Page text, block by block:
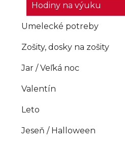
Hodiny na výuku
Umelecké potreby
Zošity, dosky na zošity
Jar / Veľká noc
Valentín
Leto
Jeseň / Halloween